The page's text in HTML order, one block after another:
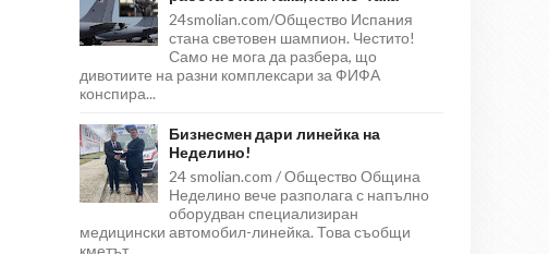
24smolian.com/Общество Испания
стана световен шампион. Честито!
Само не мога да разбера, що
дивотиите на разни комплексари за ФИФА
конспира...
Бизнесмен дари линейка на
Неделино!
24 smolian.com / Общество Община
Неделино вече разполага с напълно
оборудван специализиран
медицински автомобил-линейка. Това съобщи